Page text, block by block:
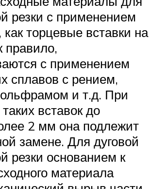
резки с применением
как торцевые вставки на
правило,
с применением
сплавов с рением,
и т.д. При
вставок до
2 мм она подлежит
замене. Для дуговой
резки основанием к
материала